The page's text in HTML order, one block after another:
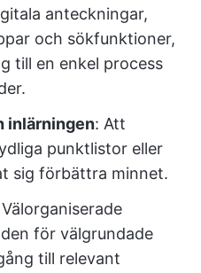
anteckningar,
och sökfunktioner,
till en enkel process
inlärningen: Att
punktlistor eller
sig förbättra minnet.
för välgrundade
till relevant